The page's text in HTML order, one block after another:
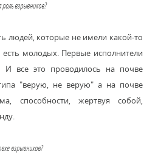
взрывников?
людей, которые не имели какой-то
есть молодых. Первые исполнители
все это проводилось на почве
"верую, не верую" а на почве
способности, жертвуя собой,
взрывников?